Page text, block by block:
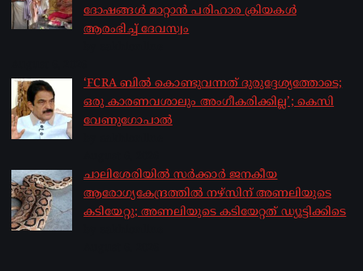
ദോഷങ്ങൾ മാറ്റാൻ പരിഹാര ക്രിയകൾ
ആരംഭിച്ച് ദേവസ്വം
‘FCRA ബിൽ കൊണ്ടുവന്നത് ദുരുദ്ദേശ്യത്തോടെ;
ഒരു കാരണവശാലും അം​ഗീകരിക്കില്ല’; കെസി
വേണു​ഗോപാൽ
ചാലിശേരിയില്‍ സര്‍ക്കാര്‍ ജനകീയ
ആരോഗ്യകേന്ദ്രത്തില്‍ നഴ്സിന് അണലിയുടെ
കടിയേറ്റു; അണലിയുടെ കടിയേറ്റത് ഡ്യൂട്ടിക്കിടെ